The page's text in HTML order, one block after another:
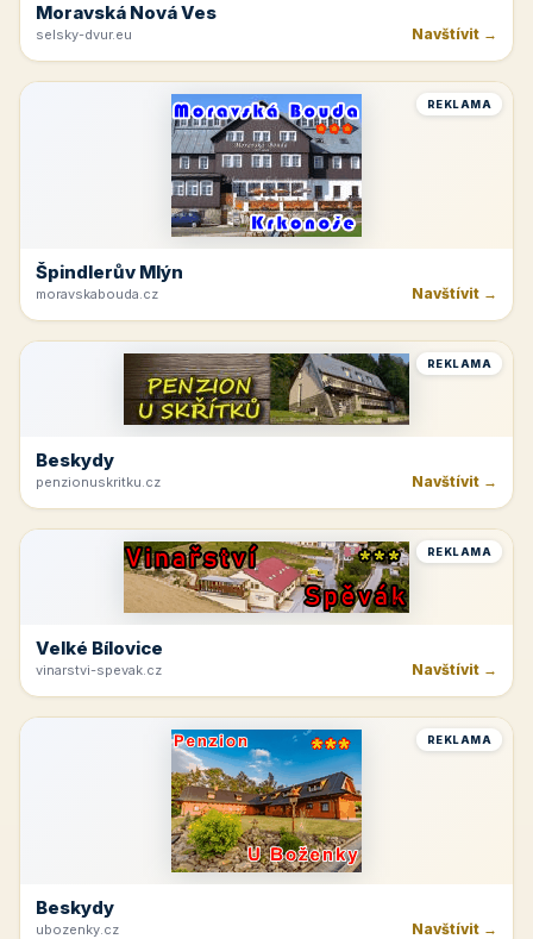
Moravská Nová Ves
selsky-dvur.eu Navštívit →
REKLAMA
Špindlerův Mlýn
moravskabouda.cz Navštívit →
REKLAMA
Beskydy
penzionuskritku.cz Navštívit →
REKLAMA
Velké Bílovice
vinarstvi-spevak.cz Navštívit →
REKLAMA
Beskydy
ubozenky.cz Navštívit →